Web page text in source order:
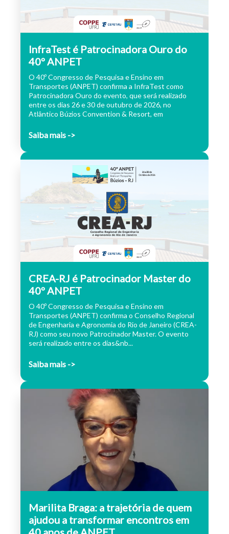
InfraTest é Patrocinadora Ouro do
40º ANPET
O 40º Congresso de Pesquisa e Ensino em
Transportes (ANPET) confirma a InfraTest como
Patrocinadora Ouro do evento, que será realizado
entre os dias 26 e 30 de outubro de 2026, no
Atlântico Búzios Convention & Resort, em
Saiba mais ->
CREA-RJ é Patrocinador Master do
40º ANPET
O 40º Congresso de Pesquisa e Ensino em
Transportes (ANPET) confirma o Conselho Regional
de Engenharia e Agronomia do Rio de Janeiro (CREA-
RJ) como seu novo Patrocinador Master. O evento
será realizado entre os dias&nb...
Saiba mais ->
Marilita Braga: a trajetória de quem
ajudou a transformar encontros em